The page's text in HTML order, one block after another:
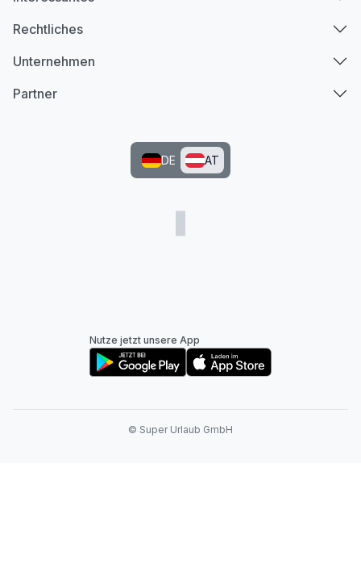
Rechtliches
Unternehmen
Partner
DE AT
Nutze jetzt unsere App
© Super Urlaub GmbH